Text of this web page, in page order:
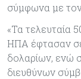
σύμφωνα με
«Τα τελευταία
ΗΠΑ έφτασαν σε
δολαρίων, ενώ
διευθύνων